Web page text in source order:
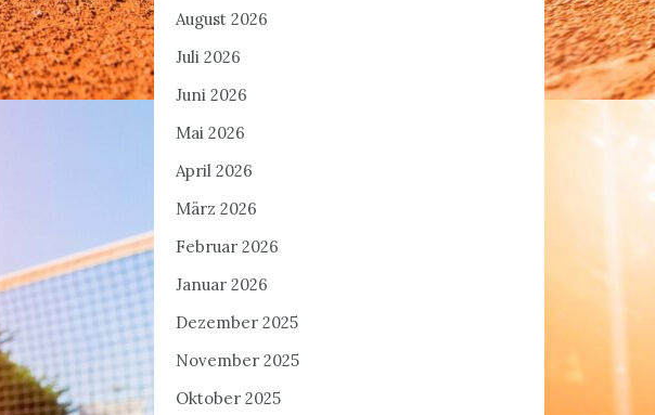
August 2026
Juli 2026
Juni 2026
Mai 2026
April 2026
März 2026
Februar 2026
Januar 2026
Dezember 2025
November 2025
Oktober 2025